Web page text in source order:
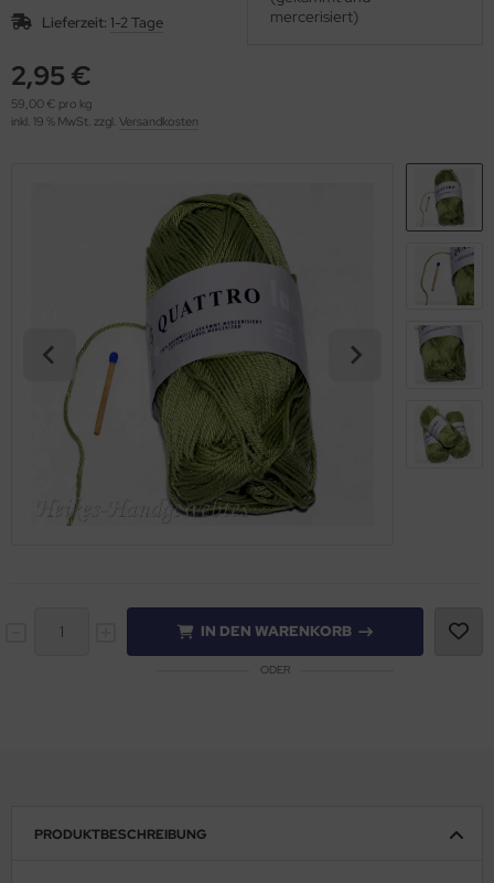
Lieferzeit: 1-2 Tage
2,95 €
59,00 € pro kg
inkl. 19 % MwSt. zzgl. Versandkosten
mercerisiert)
IN DEN WARENKORB
ODER
PRODUKTBESCHREIBUNG
(276)